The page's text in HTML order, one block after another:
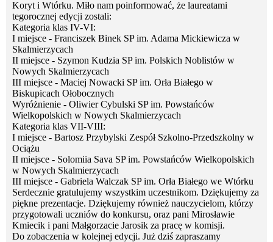
Koryt i Wtórku. Miło nam poinformować, że laureatami
tegorocznej edycji zostali:
Kategoria klas IV-VI:
I miejsce - Franciszek Binek SP im. Adama Mickiewicza w
Skalmierzycach
II miejsce - Szymon Kudzia SP im. Polskich Noblistów w
Nowych Skalmierzycach
III miejsce - Maciej Nowacki SP im. Orła Białego w
Biskupicach Ołobocznych
Wyróżnienie - Oliwier Cybulski SP im. Powstańców
Wielkopolskich w Nowych Skalmierzycach
Kategoria klas VII-VIII:
I miejsce - Bartosz Przybylski Zespół Szkolno-Przedszkolny w
Ociążu
II miejsce - Solomiia Sava SP im. Powstańców Wielkopolskich
w Nowych Skalmierzycach
III miejsce - Gabriela Walczak SP im. Orła Białego we Wtórku
Serdecznie gratulujemy wszystkim uczestnikom. Dziękujemy za
piękne prezentacje. Dziękujemy również nauczycielom, którzy
przygotowali uczniów do konkursu, oraz pani Mirosławie
Kmiecik i pani Małgorzacie Jarosik za pracę w komisji.
Do zobaczenia w kolejnej edycji. Już dziś zapraszamy